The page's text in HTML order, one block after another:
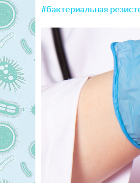
#бактериальная